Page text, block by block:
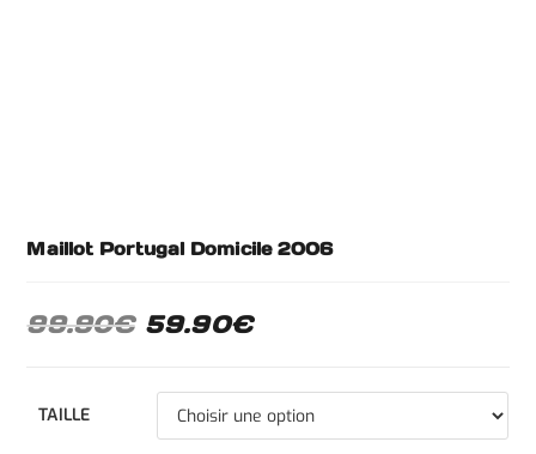
Maillot Portugal Domicile 2006
99.90€ 59.90€
TAILLE